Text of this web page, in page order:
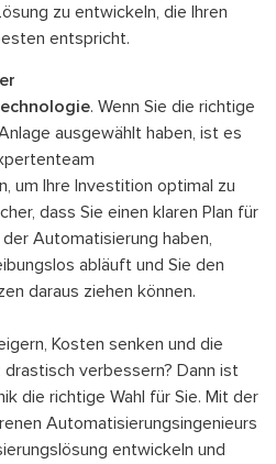
zu entwickeln, die Ihren
entspricht.
. Wenn Sie die richtige
ausgewählt haben, ist es
um Ihre Investition optimal zu
dass Sie einen klaren Plan für
Automatisierung haben,
abläuft und Sie den
daraus ziehen können.
Kosten senken und die
verbessern? Dann ist
die richtige Wahl für Sie. Mit der
Automatisierungsingenieurs
entwickeln und